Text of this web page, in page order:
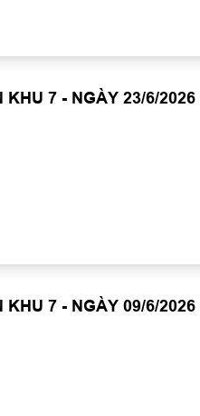
KHU 7 - NGÀY 23/6/2026
KHU 7 - NGÀY 09/6/2026